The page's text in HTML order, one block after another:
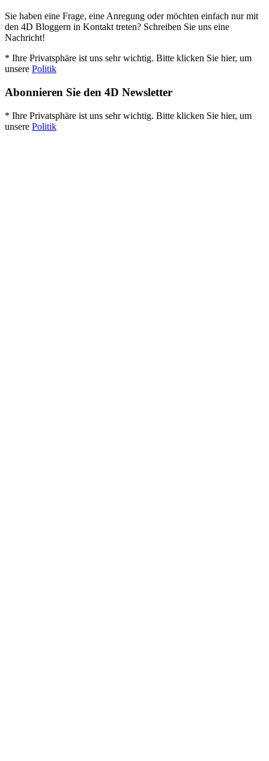
Sie haben eine Frage, eine Anregung oder möchten einfach nur mit
den 4D Bloggern in Kontakt treten? Schreiben Sie uns eine
Nachricht!
* Ihre Privatsphäre ist uns sehr wichtig. Bitte klicken Sie hier, um
unsere Politik
Abonnieren Sie den 4D Newsletter
* Ihre Privatsphäre ist uns sehr wichtig. Bitte klicken Sie hier, um
unsere Politik